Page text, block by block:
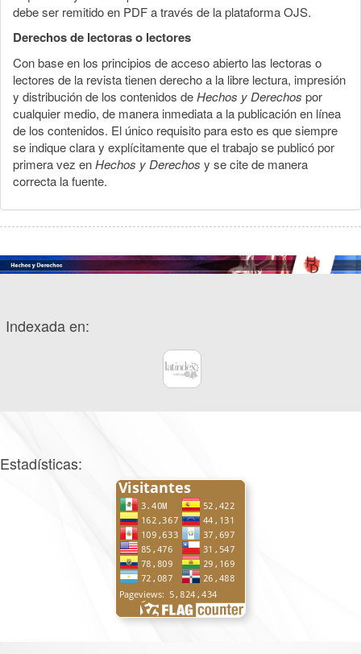
debe ser remitido en PDF a través de la plataforma OJS.
Derechos de lectoras o lectores
Con base en los principios de acceso abierto las lectoras o
lectores de la revista tienen derecho a la libre lectura, impresión
y distribución de los contenidos deHechos y Derechos por
cualquier medio, de manera inmediata a la publicación en línea
de los contenidos. El único requisito para esto es que siempre
se indique clara y explícitamente que el trabajo se publicó por
primera vez enHechos y Derechos y se cite de manera
correcta la fuente.
Indexada en:
Estadísticas: